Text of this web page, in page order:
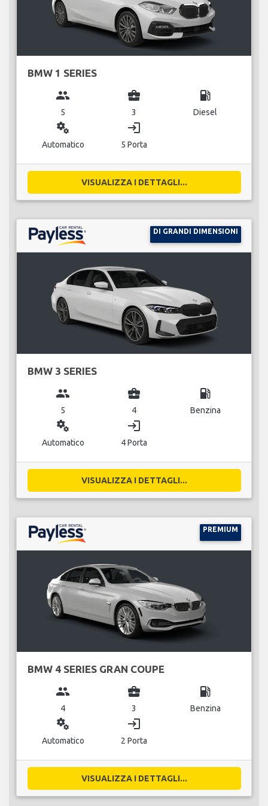
BMW 1 SERIES
group
5
business_center
3
local_gas_station
Diesel
miscellaneous_services
Automatico
login
5 Porta
VISUALIZZA I DETTAGLI...
DI GRANDI DIMENSIONI
BMW 3 SERIES
group
5
business_center
4
local_gas_station
Benzina
miscellaneous_services
Automatico
login
4 Porta
VISUALIZZA I DETTAGLI...
PREMIUM
BMW 4 SERIES GRAN COUPE
group
4
business_center
3
local_gas_station
Benzina
miscellaneous_services
Automatico
login
2 Porta
VISUALIZZA I DETTAGLI...